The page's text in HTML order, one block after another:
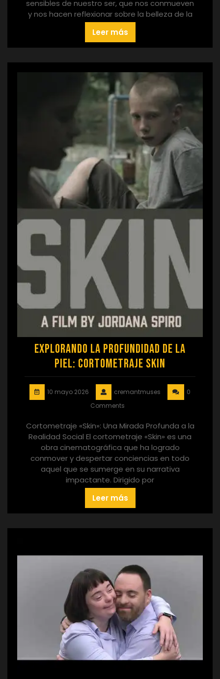
sensibles de nuestro ser, que nos conmueven
y nos hacen reflexionar sobre la belleza de la
Leer más
Explorando la Profundidad de la
Piel: Cortometraje Skin
10 mayo 2026 cremantmuses
0
Comments
Cortometraje «Skin»: Una Mirada Profunda a la
Realidad Social El cortometraje «Skin» es una
obra cinematográfica que ha logrado
conmover y despertar conciencias en todo
aquel que se sumerge en su narrativa
impactante. Dirigido por
Leer más